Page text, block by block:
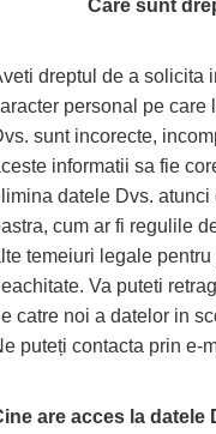
Care sunt
dreptul de a solicita
personal pe care
sunt incorecte,
informatii sa fie
datele Dvs.
cum ar fi regulile
temeiuri legale
Va puteti
catre noi a datelor in
puteți contacta prin e-
are acces la datele